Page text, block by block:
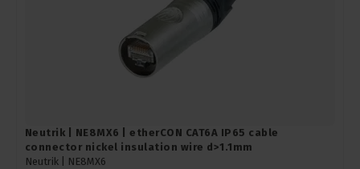
Neutrik | NE8MX6 | etherCON CAT6A IP65 cable
connector nickel insulation wire d>1.1mm
Neutrik |
NE8MX6